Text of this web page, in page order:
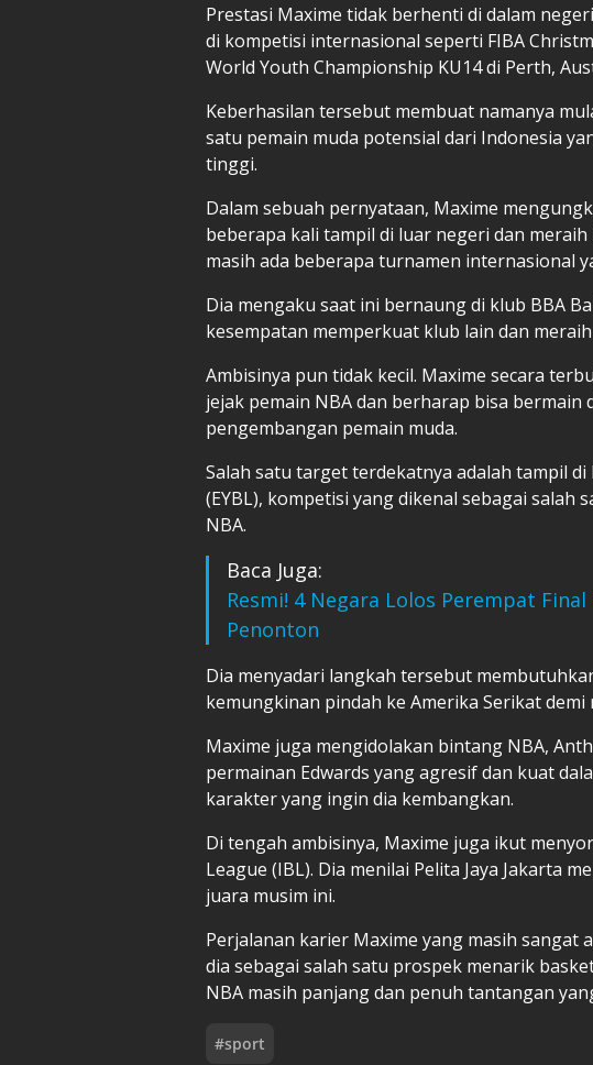
Prestasi Maxime tidak berhenti di dalam
di kompetisi internasional seperti FIBA
World Youth Championship KU14 di Perth,
Keberhasilan tersebut membuat namanya
satu pemain muda potensial dari Indonesia
tinggi.
Dalam sebuah pernyataan, Maxime
beberapa kali tampil di luar negeri dan
masih ada beberapa turnamen internasional
Dia mengaku saat ini bernaung di klub BBA
kesempatan memperkuat klub lain dan
Ambisinya pun tidak kecil. Maxime secara
jejak pemain NBA dan berharap bisa bermain
pengembangan pemain muda.
Salah satu target terdekatnya adalah tampil
(EYBL), kompetisi yang dikenal sebagai
NBA.
Baca Juga:
Resmi! 4 Negara Lolos Perempat Final
Penonton
Dia menyadari langkah tersebut
kemungkinan pindah ke Amerika Serikat
Maxime juga mengidolakan bintang NBA,
permainan Edwards yang agresif dan kuat
karakter yang ingin dia kembangkan.
Di tengah ambisinya, Maxime juga ikut
League (IBL). Dia menilai Pelita Jaya Jakarta
juara musim ini.
Perjalanan karier Maxime yang masih sangat
dia sebagai salah satu prospek menarik
NBA masih panjang dan penuh tantangan
#sport